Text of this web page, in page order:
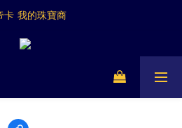
My Jeweller
卡 我的珠寶商
My Jeweller